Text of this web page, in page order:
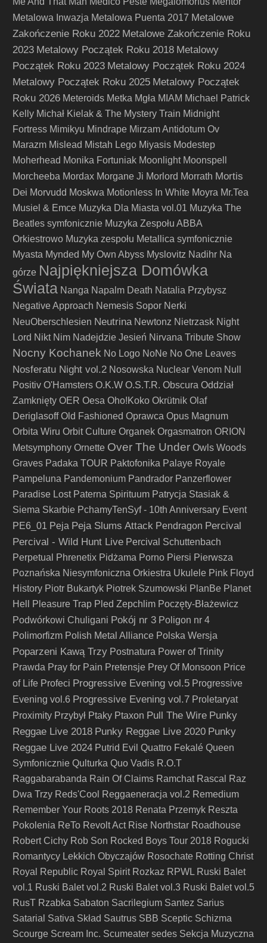
Metalowa Inwazja Metalowa Puenta 2017 Metalowe
Zakończenie Roku 2022 Metalowe Zakończenie Roku
2023 Metalowy Początek Roku 2018 Metalowy
Początek Roku 2023 Metalowy Początek Roku 2024
Metalowy Początek Roku 2025 Metalowy Początek
Roku 2026 Meteroids Metka Mgła MIAM Michael Patrick
Kelly Michał Kielak & The Mystery Train Midnight
Fortress Mimikyu Mindrape Mirzam Antidotum Ov
Marazm Mislead Mistah Lego Miyasis Modestep
Moherhead Monika Fortuniak Moonlight Moonspell
Morcheeba Mordax Morgane Ji Morlord Morrath Mortis
Dei Morvudd Moskwa Motionless In White Moyra Mr.Tea
Musiel & Emce Muzyka Dla Miasta vol.01 Muzyka The
Beatles symfonicznie Muzyka Zespołu ABBA
Orkiestrowo Muzyka zespołu Metallica symfonicznie
Myasta Mynded My Own Abyss Myslovitz Nadihr Na
górze Najpiękniejsza Domówka
Świata Nanga Napalm Death Natalia Przybysz
Negative Approach Nemesis Sopor Nerki
NeuOberschlesien Neutrina Newtonz Nietrzask Night
Lord Nikt Nim Nadejdzie Jesień Nirvana Tribute Show
Nocny Kochanek No Logo NoNe No One Leaves
Nosferatu Night vol.2 Nosowska Nuclear Venom Null
Positiv O'Hamsters O.K.W O.S.T.R. Obscura Oddział
Zamknięty OER Oesa Oho!Koko Okrütnik Olaf
Deriglasoff Old Fashioned Oprawca Opus Magnum
Orbita Wiru Orbit Culture Organek Orgasmatron ORION
Metsymphony Ornette Over The Under Owls Woods
Graves Padaka TOUR Paktofonika Palaye Royale
Pampeluna Pandemonium Pandrador Panzerflower
Paradise Lost Paterna Spirituum Patrycja Stasiak &
Siema Skarbie PchamyTenSyf - 10th Anniversary Event
PE6_01 Peja Peja Slums Attack Pendragon Percival
Percival - Wild Hunt Live Percival Schuttenbach
Perpetual
Phrenetix Pidżama Porno Piersi Pierwsza
Poznańska Niesymfoniczna Orkiestra Ukulele Pink Floyd
History Piotr Bukartyk Piotrek Szumowski PlanBe Planet
Hell
Pleasure Trap Pled Zepchlim Poczęty-Błażewicz
Podwórkowi Chuligani Pokój nr 3 Poligon nr 4
Polimorfizm Polish Metal Alliance Polska Wersja
Poparzeni Kawą Trzy Postnatura Power of Trinity
Prawda Pray for Pain Pretensje Prey Of Monsoon Price
of Life Profeci Progressive Evening vol.5 Progressive
Evening vol.6 Progressive Evening vol.7 Proletaryat
Proximity Przybył Ptaky Ptaxon Pull The Wire Punky
Reggae Live 2018 Punky Reggae Live 2020 Punky
Reggae Live 2024 Putrid Evil Quattro Fekalé Queen
Symfonicznie Qulturka Quo Vadis R.O.T
Raggabarabanda Rain Of Claims Ramchat Rascal
Raz
Dwa Trzy Reds'Cool Reggaeneracja vol.2 Remedium
Remember Your Roots 2018 Renata Przemyk Reszta
Pokolenia ReTo Revolt Act Rise Northstar Roadhouse
Robert Cichy Rob Son Rocked Boys Tour 2018 Rogucki
Romantycy Lekkich Obyczajów Rosochate Rotting Christ
Royal Republic Royal Spirit Rozkaz RPWL Ruski Balet
vol.1 Ruski Balet vol.2 Ruski Balet vol.3 Ruski Balet vol.5
RusT Rzabka Sabaton Sacrilegium Santez Sarius
Satarial Sativa Skład Sautrus SBB Sceptic Schizma
Scourge Scream Inc. Scumeater sedes Sekcja Muzyczna